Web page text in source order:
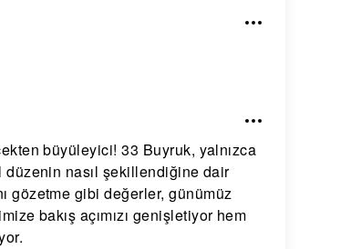
büyüleyici! 33 Buyruk, yalnızca
nasıl şekillendiğine dair
gözetme gibi değerler, günümüz
bakış açımızı genişletiyor hem